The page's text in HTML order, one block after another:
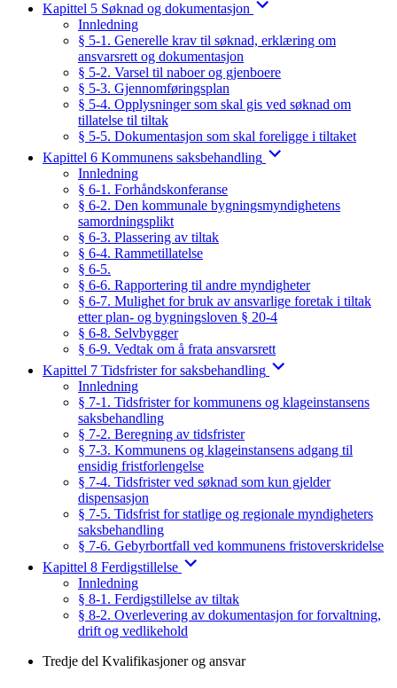
Kapittel 5 Søknad og dokumentasjon
Innledning
§ 5-1. Generelle krav til søknad, erklæring om
ansvarsrett og dokumentasjon
§ 5-2. Varsel til naboer og gjenboere
§ 5-3. Gjennomføringsplan
§ 5-4. Opplysninger som skal gis ved søknad om
tillatelse til tiltak
§ 5-5. Dokumentasjon som skal foreligge i tiltaket
Kapittel 6 Kommunens saksbehandling
Innledning
§ 6-1. Forhåndskonferanse
§ 6-2. Den kommunale bygningsmyndighetens
samordningsplikt
§ 6-3. Plassering av tiltak
§ 6-4. Rammetillatelse
§ 6-5.
§ 6-6. Rapportering til andre myndigheter
§ 6-7. Mulighet for bruk av ansvarlige foretak i tiltak
etter plan- og bygningsloven § 20-4
§ 6-8. Selvbygger
§ 6-9. Vedtak om å frata ansvarsrett
Kapittel 7 Tidsfrister for saksbehandling
Innledning
§ 7-1. Tidsfrister for kommunens og klageinstansens
saksbehandling
§ 7-2. Beregning av tidsfrister
§ 7-3. Kommunens og klageinstansens adgang til
ensidig fristforlengelse
§ 7-4. Tidsfrister ved søknad som kun gjelder
dispensasjon
§ 7-5. Tidsfrist for statlige og regionale myndigheters
saksbehandling
§ 7-6. Gebyrbortfall ved kommunens fristoverskridelse
Kapittel 8 Ferdigstillelse
Innledning
§ 8-1. Ferdigstillelse av tiltak
§ 8-2. Overlevering av dokumentasjon for forvaltning,
drift og vedlikehold
Tredje del Kvalifikasjoner og ansvar